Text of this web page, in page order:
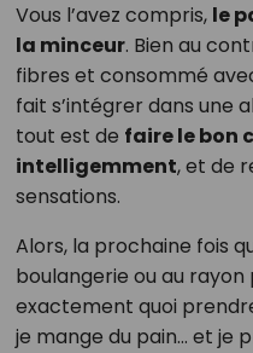
Vous l’avez compris, le
la minceur. Bien au
fibres et consommé
fait s’intégrer dans une
tout est de faire le bon
intelligemment, et de
sensations.
Alors, la prochaine fois
boulangerie ou au rayon
exactement quoi
je mange du pain… et je